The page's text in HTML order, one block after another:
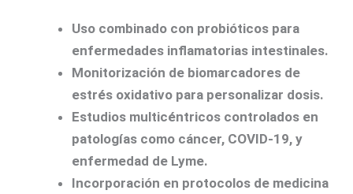
Uso combinado con probióticos para
enfermedades inflamatorias intestinales.
Monitorización de biomarcadores de
estrés oxidativo para personalizar dosis.
Estudios multicéntricos controlados en
patologías como cáncer, COVID-19, y
enfermedad de Lyme.
Incorporación en protocolos de medicina